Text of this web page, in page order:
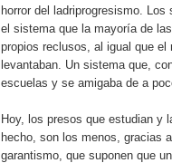
horror del ladriprogresismo.
el sistema que la mayoría de
propios reclusos, al igual que
levantaban. Un sistema que,
escuelas y se amigaba de a
Hoy, los presos que estudian y
hecho, son los menos, gracias
garantismo, que suponen que